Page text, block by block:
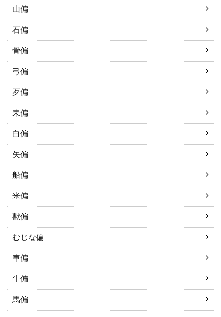
山偏
石偏
骨偏
弓偏
歹偏
耒偏
白偏
矢偏
船偏
米偏
獣偏
むじな偏
車偏
牛偏
馬偏